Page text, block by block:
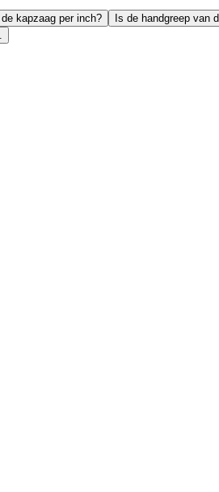
kapzaag per inch? Is de handgreep van